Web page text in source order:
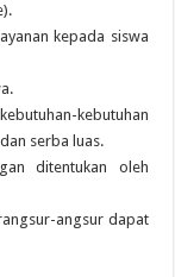
kepada siswa
kebutuhan
serba luas.
ditentukan oleh
angsur dapat